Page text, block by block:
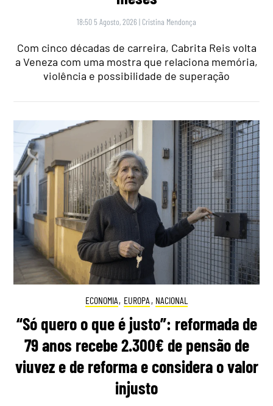
18:50 5 Agosto, 2026 | Cristina Mendonça
Com cinco décadas de carreira, Cabrita Reis volta
a Veneza com uma mostra que relaciona memória,
violência e possibilidade de superação
ECONOMIA, EUROPA , NACIONAL
“Só quero o que é justo”: reformada de
79 anos recebe 2.300€ de pensão de
viuvez e de reforma e considera o valor
injusto